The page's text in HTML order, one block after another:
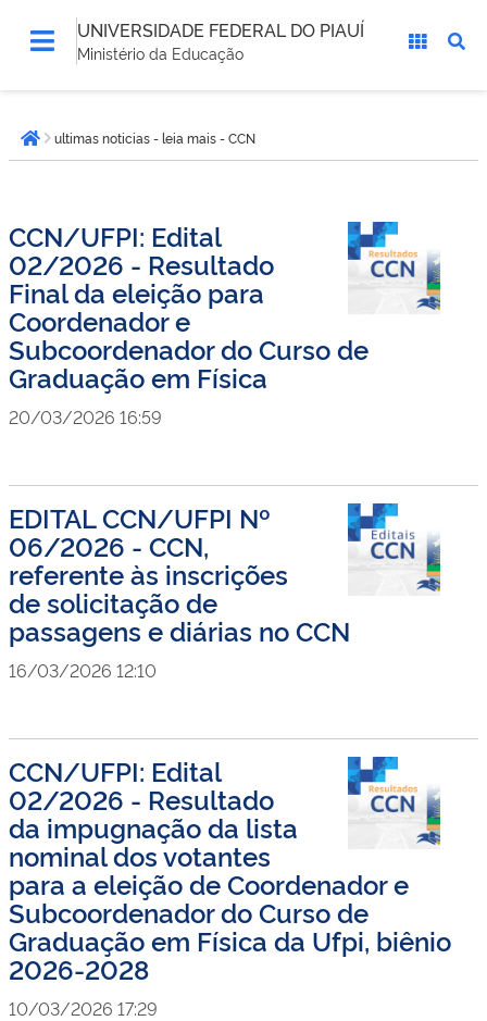
UNIVERSIDADE FEDERAL DO PIAUÍ
Ministério da Educação
está
aqui:Página inicial
ultimas noticias - leia mais - CCN
CCN/UFPI: Edital
02/2026 - Resultado
Final da eleição para
Coordenador e
Subcoordenador do Curso de
Graduação em Física
20/03/2026 16:59
EDITAL CCN/UFPI Nº
06/2026 - CCN,
referente às inscrições
de solicitação de
passagens e diárias no CCN
16/03/2026 12:10
CCN/UFPI: Edital
02/2026 - Resultado
da impugnação da lista
nominal dos votantes
para a eleição de Coordenador e
Subcoordenador do Curso de
Graduação em Física da Ufpi, biênio
2026-2028
10/03/2026 17:29